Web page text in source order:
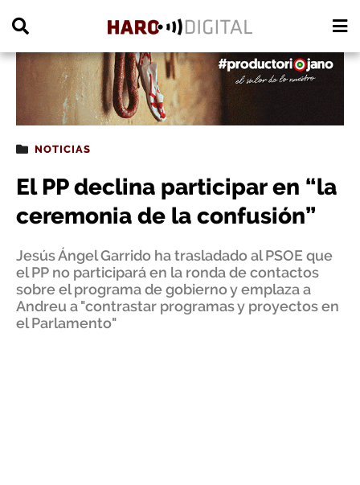
NOTICIAS
El PP declina participar en “la
ceremonia de la confusión”
Jesús Ángel Garrido ha trasladado al PSOE que
el PP no participará en la ronda de contactos
sobre el programa de gobierno y emplaza a
Andreu a "contrastar programas y proyectos en
el Parlamento"